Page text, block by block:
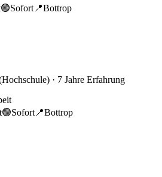
🟢Sofort 📍Bottrop
· 7 Jahre Erfahrung
🟢Sofort 📍Bottrop